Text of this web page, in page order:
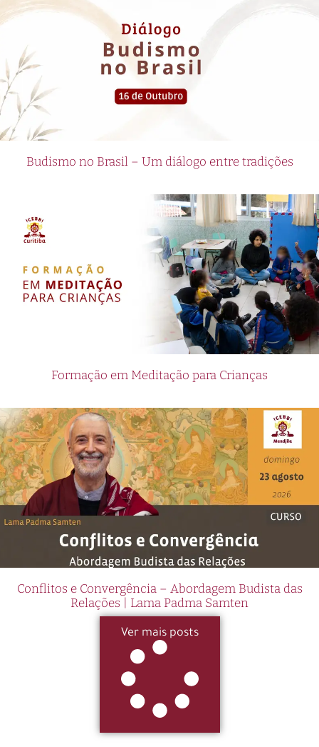
Budismo no Brasil – Um diálogo entre tradições
Formação em Meditação para Crianças
Conflitos e Convergência – Abordagem Budista das
Relações | Lama Padma Samten
Ver mais posts